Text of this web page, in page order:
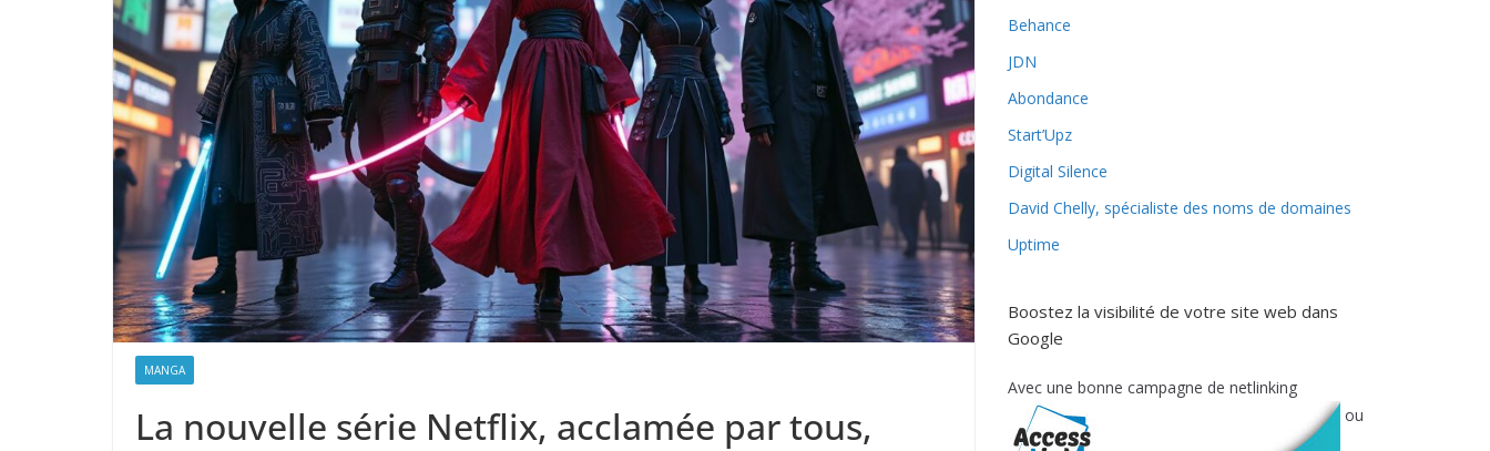
MANGA
La nouvelle série Netflix, acclamée par tous,
Behance
JDN
Abondance
Start’Upz
Digital Silence
David Chelly, spécialiste des noms de domaines
Uptime
Boostez la visibilité de votre site web dans
Google
Avec une bonne campagne de netlinking
ou